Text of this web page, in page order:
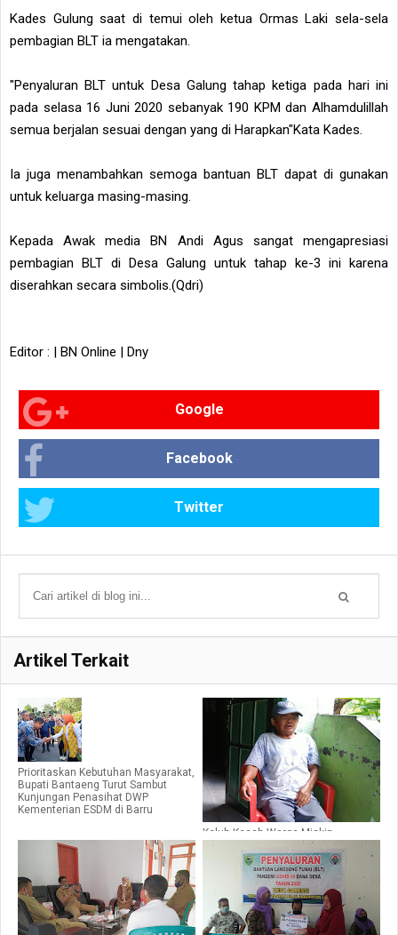
Kades Gulung saat di temui oleh ketua Ormas Laki sela-sela
pembagian BLT ia mengatakan.
"Penyaluran BLT untuk Desa Galung tahap ketiga pada hari ini
pada selasa 16 Juni 2020 sebanyak 190 KPM dan Alhamdulillah
semua berjalan sesuai dengan yang di Harapkan"Kata Kades.
Ia juga menambahkan semoga bantuan BLT dapat di gunakan
untuk keluarga masing-masing.
Kepada Awak media BN Andi Agus sangat mengapresiasi
pembagian BLT di Desa Galung untuk tahap ke-3 ini karena
diserahkan secara simbolis.(Qdri)
Editor : | BN Online | Dny
Google
Facebook
Twitter
Artikel Terkait
Prioritaskan Kebutuhan Masyarakat,
Bupati Bantaeng Turut Sambut
Kunjungan Penasihat DWP
Kementerian ESDM di Barru
Keluh Kesah Warga Miskin
Penerima BLT-APBD di Kelurahan
Coppo Barru